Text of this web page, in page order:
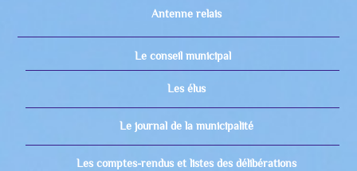
Antenne relais
Le conseil municipal
Les élus
Le journal de la municipalité
Les comptes-rendus et listes des délibérations